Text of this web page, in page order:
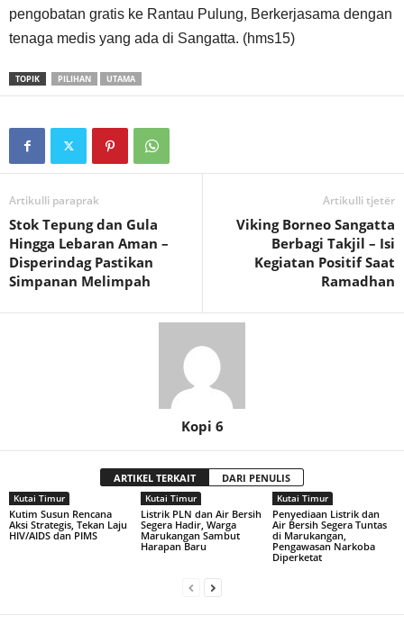
pengobatan gratis ke Rantau Pulung, Berkerjasama dengan
tenaga medis yang ada di Sangatta. (hms15)
TOPIK PILIHAN UTAMA
Artikulli paraprak
Stok Tepung dan Gula
Hingga Lebaran Aman –
Disperindag Pastikan
Simpanan Melimpah
Artikulli tjetër
Viking Borneo Sangatta
Berbagi Takjil – Isi
Kegiatan Positif Saat
Ramadhan
Kopi 6
ARTIKEL TERKAIT DARI PENULIS
Kutai Timur
Kutim Susun Rencana
Aksi Strategis, Tekan Laju
HIV/AIDS dan PIMS
Kutai Timur
Listrik PLN dan Air Bersih
Segera Hadir, Warga
Marukangan Sambut
Harapan Baru
Kutai Timur
Penyediaan Listrik dan
Air Bersih Segera Tuntas
di Marukangan,
Pengawasan Narkoba
Diperketat